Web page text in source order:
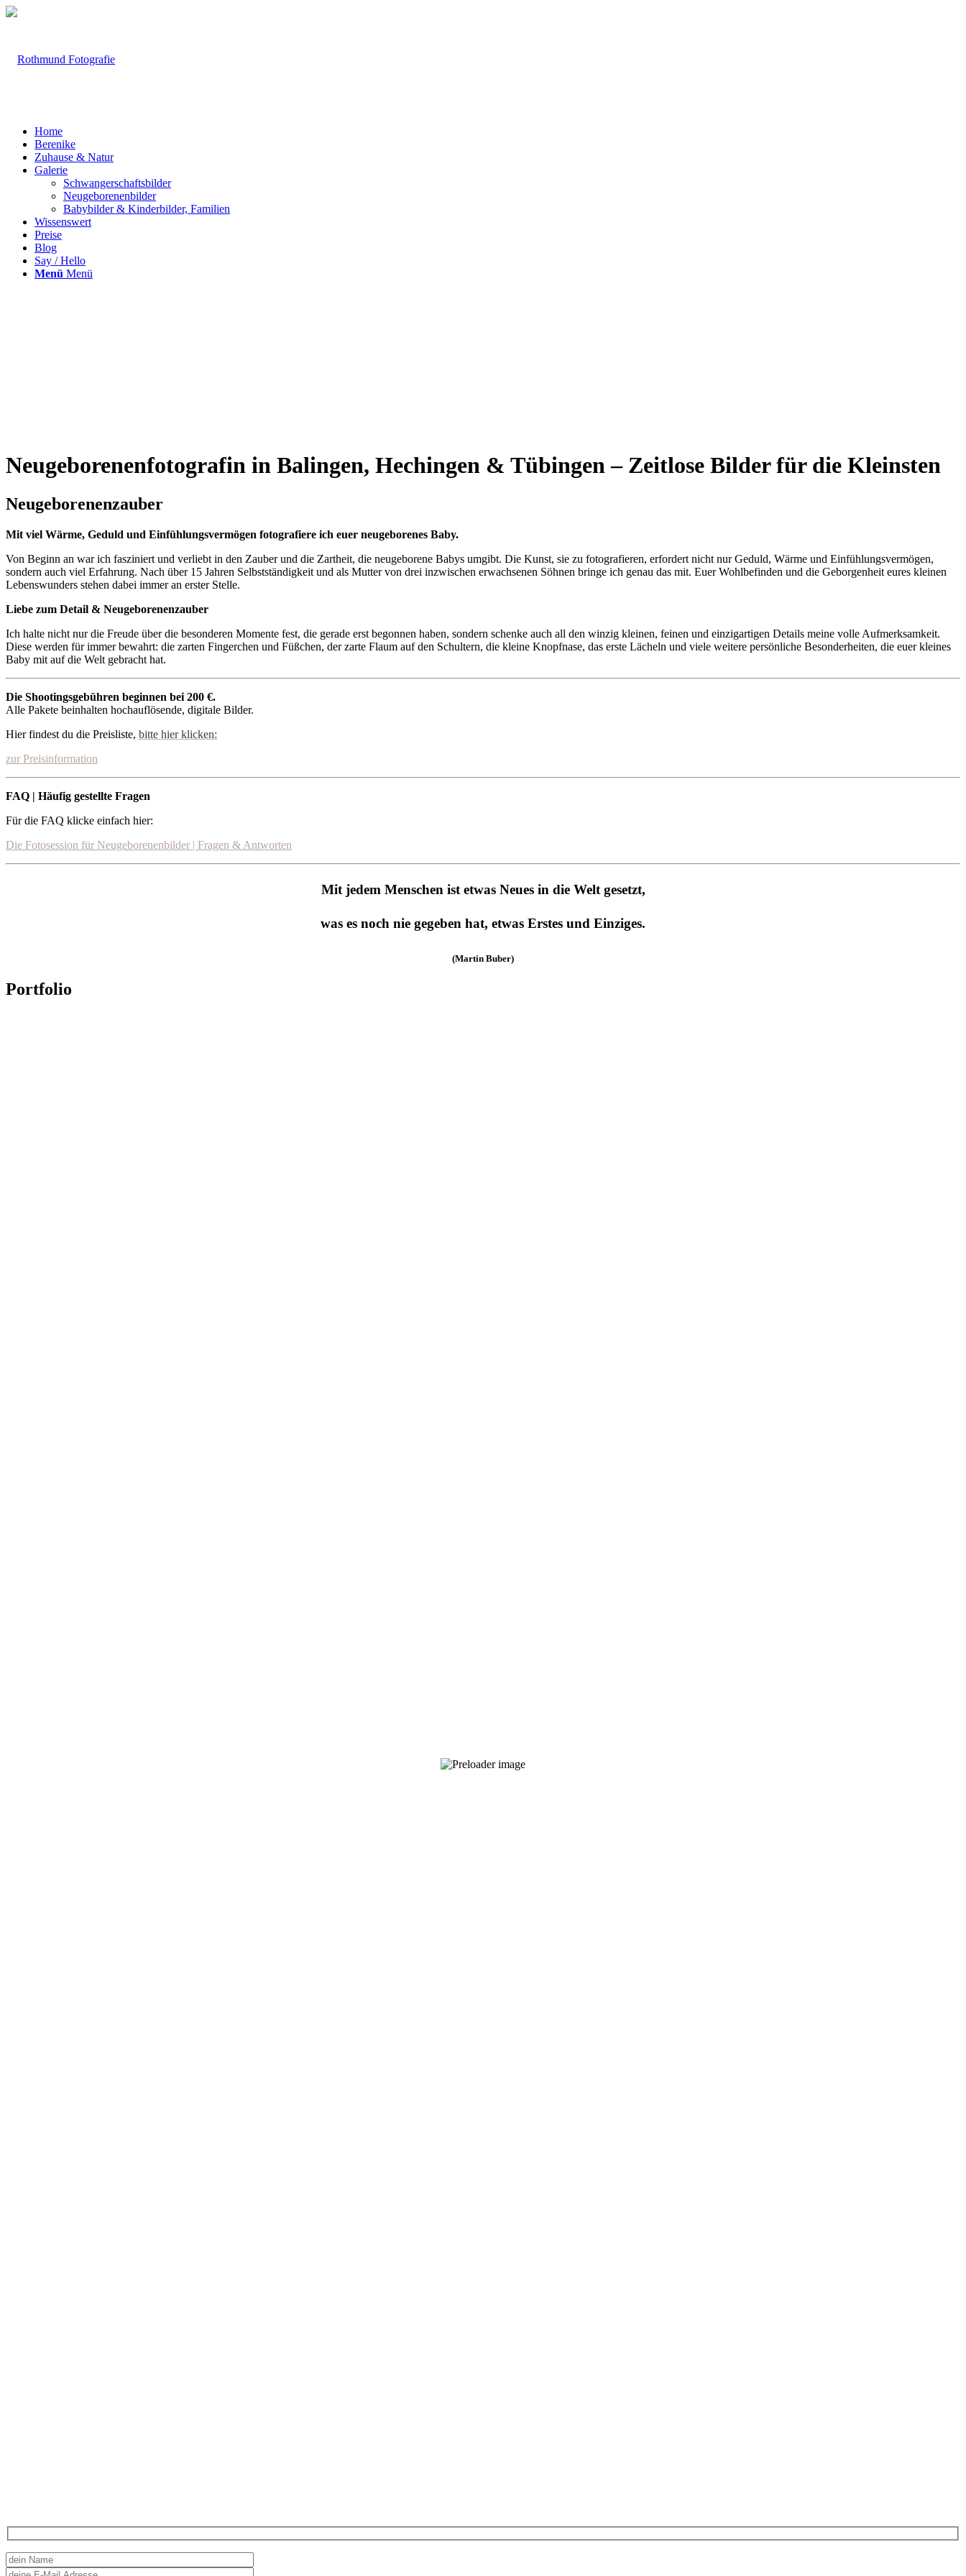
Home
Berenike
Zuhause & Natur
Galerie
Schwangerschaftsbilder
Neugeborenenbilder
Babybilder & Kinderbilder, Familien
Wissenswert
Preise
Blog
Say / Hello
Menü Menü
Neugeborenenfotografin in Balingen, Hechingen & Tübingen – Zeitlose Bilder für die Kleinsten
Neugeborenenzauber
Mit viel Wärme, Geduld und Einfühlungsvermögen fotografiere ich euer neugeborenes Baby.
Von Beginn an war ich fasziniert und verliebt in den Zauber und die Zartheit, die neugeborene Babys umgibt. Die Kunst, sie zu fotografieren, erfordert nicht nur Geduld, Wärme und Einfühlungsvermögen,
sondern auch viel Erfahrung. Nach über 15 Jahren Selbstständigkeit und als Mutter von drei inzwischen erwachsenen Söhnen bringe ich genau das mit. Euer Wohlbefinden und die Geborgenheit eures kleinen
Lebenswunders stehen dabei immer an erster Stelle.
Liebe zum Detail & Neugeborenenzauber
Ich halte nicht nur die Freude über die besonderen Momente fest, die gerade erst begonnen haben, sondern schenke auch all den winzig kleinen, feinen und einzigartigen Details meine volle Aufmerksamkeit.
Diese werden für immer bewahrt: die zarten Fingerchen und Füßchen, der zarte Flaum auf den Schultern, die kleine Knopfnase, das erste Lächeln und viele weitere persönliche Besonderheiten, die euer kleines
Baby mit auf die Welt gebracht hat.
Die Shootingsgebühren beginnen bei 200 €.
Alle Pakete beinhalten hochauflösende, digitale Bilder.
Hier findest du die Preisliste, bitte hier klicken:
zur Preisinformation
FAQ | Häufig gestellte Fragen
Für die FAQ klicke einfach hier:
Die Fotosession für Neugeborenenbilder | Fragen & Antworten
Mit jedem Menschen ist etwas Neues in die Welt gesetzt,
was es noch nie gegeben hat, etwas Erstes und Einziges.
(Martin Buber)
Portfolio